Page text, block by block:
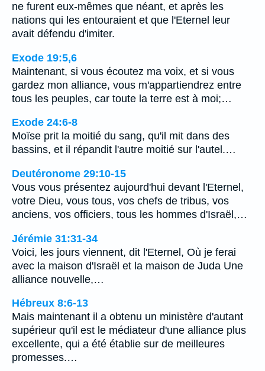
ne furent eux-mêmes que néant, et après les
nations qui les entouraient et que l'Eternel leur
avait défendu d'imiter.
Exode 19:5,6
Maintenant, si vous écoutez ma voix, et si vous
gardez mon alliance, vous m'appartiendrez entre
tous les peuples, car toute la terre est à moi;…
Exode 24:6-8
Moïse prit la moitié du sang, qu'il mit dans des
bassins, et il répandit l'autre moitié sur l'autel.…
Deutéronome 29:10-15
Vous vous présentez aujourd'hui devant l'Eternel,
votre Dieu, vous tous, vos chefs de tribus, vos
anciens, vos officiers, tous les hommes d'Israël,…
Jérémie 31:31-34
Voici, les jours viennent, dit l'Eternel, Où je ferai
avec la maison d'Israël et la maison de Juda Une
alliance nouvelle,…
Hébreux 8:6-13
Mais maintenant il a obtenu un ministère d'autant
supérieur qu'il est le médiateur d'une alliance plus
excellente, qui a été établie sur de meilleures
promesses.…